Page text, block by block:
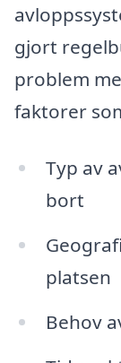
gjort
problem
faktorer
Typ av
bort
platsen
Behov